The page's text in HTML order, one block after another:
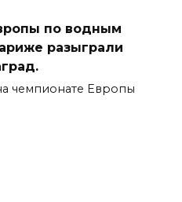
по водным
разыграли
чемпионате Европы